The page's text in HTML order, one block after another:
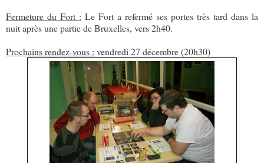
Fermeture du Fort : Le Fort a refermé ses portes très tard dans la
nuit après une partie de Bruxelles, vers 2h40.
Prochains rendez-vous : vendredi 27 décembre (20h30)